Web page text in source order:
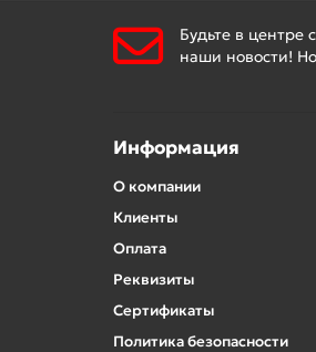
Будьте в центре
наши новости!
Информация
О компании
Клиенты
Оплата
Реквизиты
Сертификаты
Политика безопасности